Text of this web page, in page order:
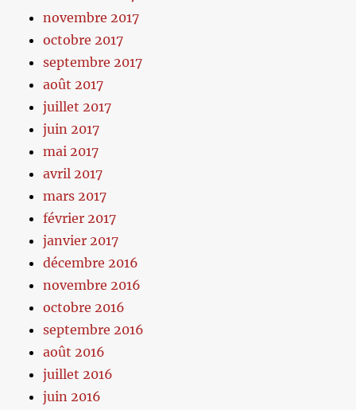
novembre 2017
octobre 2017
septembre 2017
août 2017
juillet 2017
juin 2017
mai 2017
avril 2017
mars 2017
février 2017
janvier 2017
décembre 2016
novembre 2016
octobre 2016
septembre 2016
août 2016
juillet 2016
juin 2016